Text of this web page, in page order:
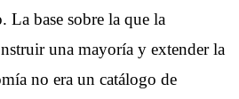
La base sobre la que la
una mayoría y extender la
no era un catálogo de